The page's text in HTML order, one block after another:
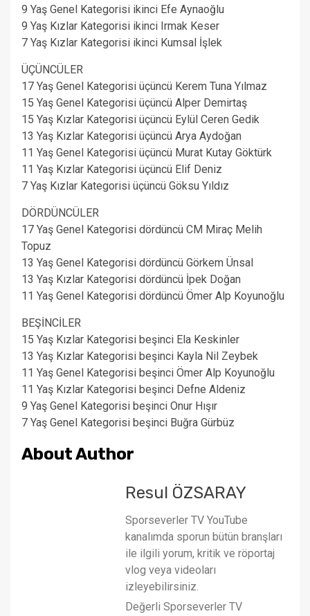
9 Yaş Genel Kategorisi ikinci Efe Aynaoğlu
9 Yaş Kızlar Kategorisi ikinci Irmak Keser
7 Yaş Kızlar Kategorisi ikinci Kumsal İşlek
ÜÇÜNCÜLER
17 Yaş Genel Kategorisi üçüncü Kerem Tuna Yılmaz
15 Yaş Genel Kategorisi üçüncü Alper Demirtaş
15 Yaş Kızlar Kategorisi üçüncü Eylül Ceren Gedik
13 Yaş Kızlar Kategorisi üçüncü Arya Aydoğan
11 Yaş Genel Kategorisi üçüncü Murat Kutay Göktürk
11 Yaş Kızlar Kategorisi üçüncü Elif Deniz
7 Yaş Kızlar Kategorisi üçüncü Göksu Yıldız
DÖRDÜNCÜLER
17 Yaş Genel Kategorisi dördüncü CM Miraç Melih
Topuz
13 Yaş Genel Kategorisi dördüncü Görkem Ünsal
13 Yaş Kızlar Kategorisi dördüncü İpek Doğan
11 Yaş Genel Kategorisi dördüncü Ömer Alp Koyunoğlu
BEŞİNCİLER
15 Yaş Kızlar Kategorisi beşinci Ela Keskinler
13 Yaş Kızlar Kategorisi beşinci Kayla Nil Zeybek
11 Yaş Genel Kategorisi beşinci Ömer Alp Koyunoğlu
11 Yaş Kızlar Kategorisi beşinci Defne Aldeniz
9 Yaş Genel Kategorisi beşinci Onur Hışır
7 Yaş Genel Kategorisi beşinci Buğra Gürbüz
About Author
Resul ÖZSARAY
Sporseverler TV YouTube
kanalımda sporun bütün branşları
ile ilgili yorum, kritik ve röportaj
vlog veya videoları
izleyebilirsiniz.
Değerli Sporseverler TV